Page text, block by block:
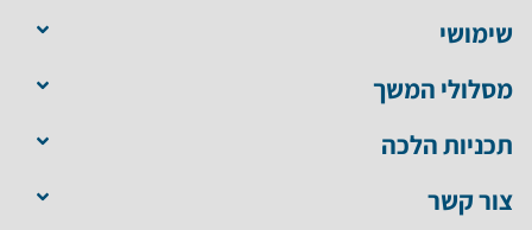
שימושי
מסלולי המשך
תכניות הלכה
צור קשר